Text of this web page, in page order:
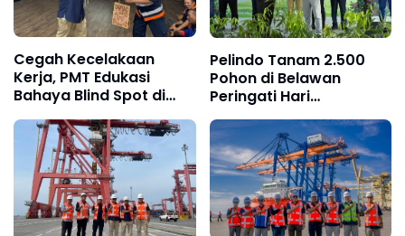
Cegah Kecelakaan
Kerja, PMT Edukasi
Bahaya Blind Spot di
Pelindo Tanam 2.500
Pohon di Belawan
Peringati Hari
Lingkungan Hidup 2026